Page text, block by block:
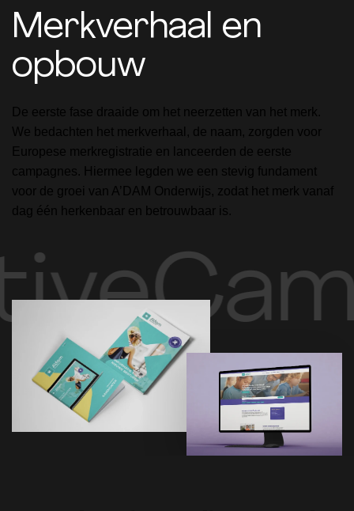
Merkverhaal en
opbouw
De eerste fase draaide om het neerzetten van het merk.
We bedachten het merkverhaal, de naam, zorgden voor
Europese merkregistratie en lanceerden de eerste
campagnes. Hiermee legden we een stevig fundament
voor de groei van A’DAM Onderwijs, zodat het merk vanaf
dag één herkenbaar en betrouwbaar is.